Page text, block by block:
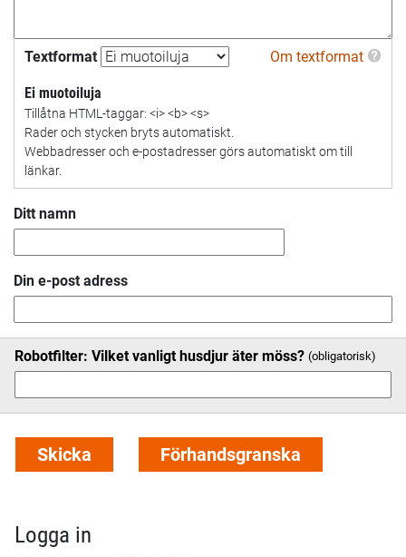
Om textformat
Textformat
Ei muotoiluja
Tillåtna HTML-taggar: <i> <b> <s>
Rader och stycken bryts automatiskt.
Webbadresser och e-postadresser görs automatiskt om till
länkar.
Ditt namn
Din e-post adress
Robotfilter: Vilket vanligt husdjur äter möss?
Logga in